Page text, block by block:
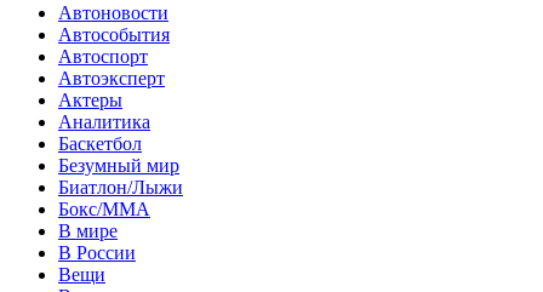
Автоновости
Автособытия
Автоспорт
Автоэксперт
Актеры
Аналитика
Баскетбол
Безумный мир
Биатлон/Лыжи
Бокс/MMA
В мире
В России
Вещи